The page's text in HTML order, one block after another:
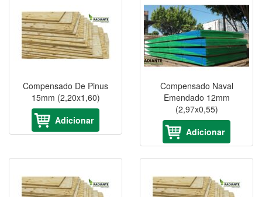
Compensado De Pinus
15mm (2,20x1,60)
Adicionar
Compensado Naval
Emendado 12mm
(2,97x0,55)
Adicionar